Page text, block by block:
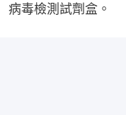
病毒檢測試劑盒。